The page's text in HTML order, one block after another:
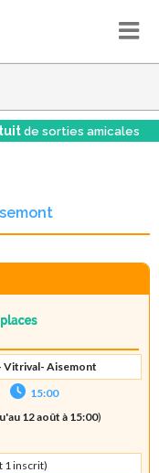
de sorties amicales
Vitrival- Aisemont
15:00
12 août à 15:00)
1 inscrit)